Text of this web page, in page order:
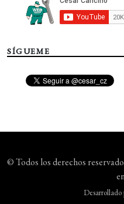
SÍGUEME
© Todos los derechos
Desarrollado